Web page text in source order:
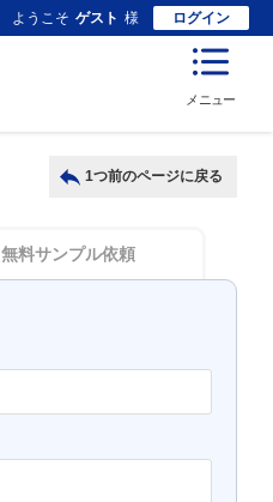
メニュー
ようこそ ゲスト 様 ログイン
1つ前のページに戻る
無料サンプル依頼